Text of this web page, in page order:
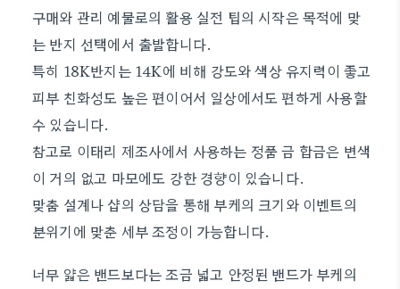
구매와 관리 예물로의 활용 실전 팁의 시작은 목적에 맞
는 반지 선택에서 출발합니다.
특히 18K반지는 14K에 비해 강도와 색상 유지력이 좋고
피부 친화성도 높은 편이어서 일상에서도 편하게 사용할
수 있습니다.
참고로 이태리 제조사에서 사용하는 정품 금 합금은 변색
이 거의 없고 마모에도 강한 경향이 있습니다.
맞춤 설계나 샵의 상담을 통해 부케의 크기와 이벤트의
분위기에 맞춘 세부 조정이 가능합니다.
너무 얇은 밴드보다는 조금 넓고 안정된 밴드가 부케의